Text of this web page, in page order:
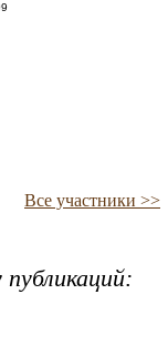
Все участники >>